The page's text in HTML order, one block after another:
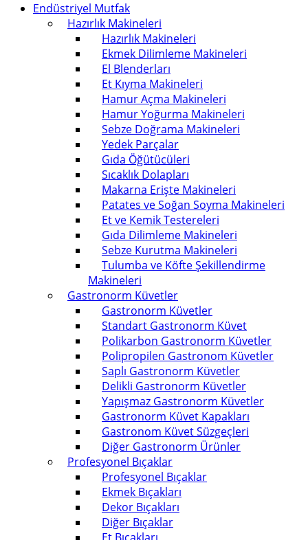
Endüstriyel Mutfak
Hazırlık Makineleri
Hazırlık Makineleri
Ekmek Dilimleme Makineleri
El Blenderları
Et Kıyma Makineleri
Hamur Açma Makineleri
Hamur Yoğurma Makineleri
Sebze Doğrama Makineleri
Yedek Parçalar
Gıda Öğütücüleri
Sıcaklık Dolapları
Makarna Erişte Makineleri
Patates ve Soğan Soyma Makineleri
Et ve Kemik Testereleri
Gıda Dilimleme Makineleri
Sebze Kurutma Makineleri
Tulumba ve Köfte Şekillendirme
Makineleri
Gastronorm Küvetler
Gastronorm Küvetler
Standart Gastronorm Küvet
Polikarbon Gastronorm Küvetler
Polipropilen Gastronom Küvetler
Saplı Gastronorm Küvetler
Delikli Gastronorm Küvetler
Yapışmaz Gastronorm Küvetler
Gastronorm Küvet Kapakları
Gastronom Küvet Süzgeçleri
Diğer Gastronorm Ürünler
Profesyonel Bıçaklar
Profesyonel Bıçaklar
Ekmek Bıçakları
Dekor Bıçakları
Diğer Bıçaklar